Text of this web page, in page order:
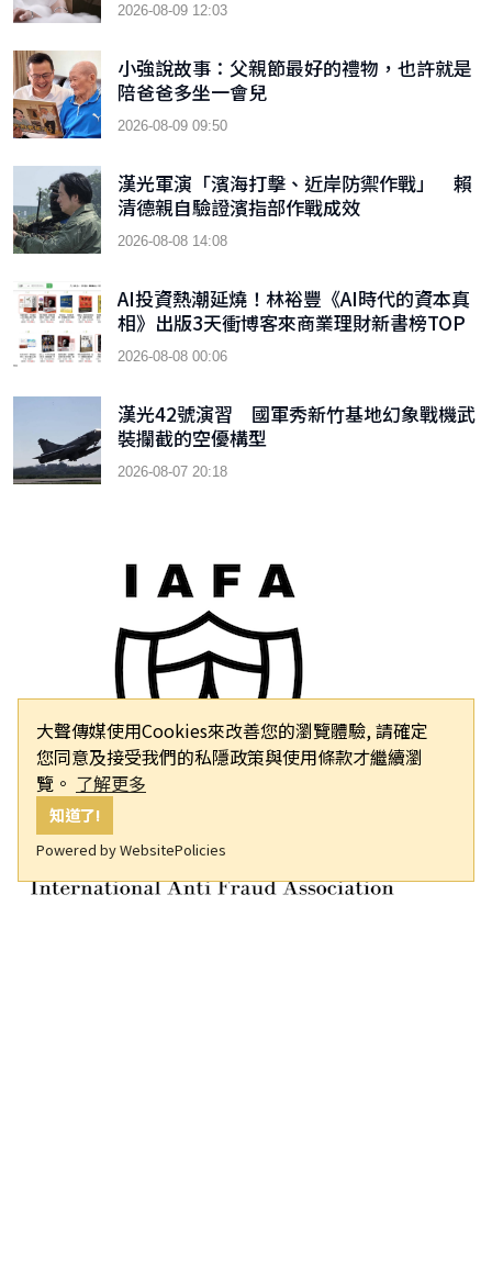
大聲傳媒使用Cookies來改善您的瀏覽體驗, 請確定
您同意及接受我們的私隱政策與使用條款才繼續瀏
覽。 了解更多
知道了!
Powered by WebsitePolicies
2026-08-09 12:03
小強說故事：父親節最好的禮物，也許就是
陪爸爸多坐一會兒
2026-08-09 09:50
漢光軍演「濱海打擊、近岸防禦作戰」 賴
清德親自驗證濱指部作戰成效
2026-08-08 14:08
AI投資熱潮延燒！林裕豐《AI時代的資本真
相》出版3天衝博客來商業理財新書榜TOP
9
2026-08-08 00:06
漢光42號演習 國軍秀新竹基地幻象戰機武
裝攔截的空優構型
2026-08-07 20:18